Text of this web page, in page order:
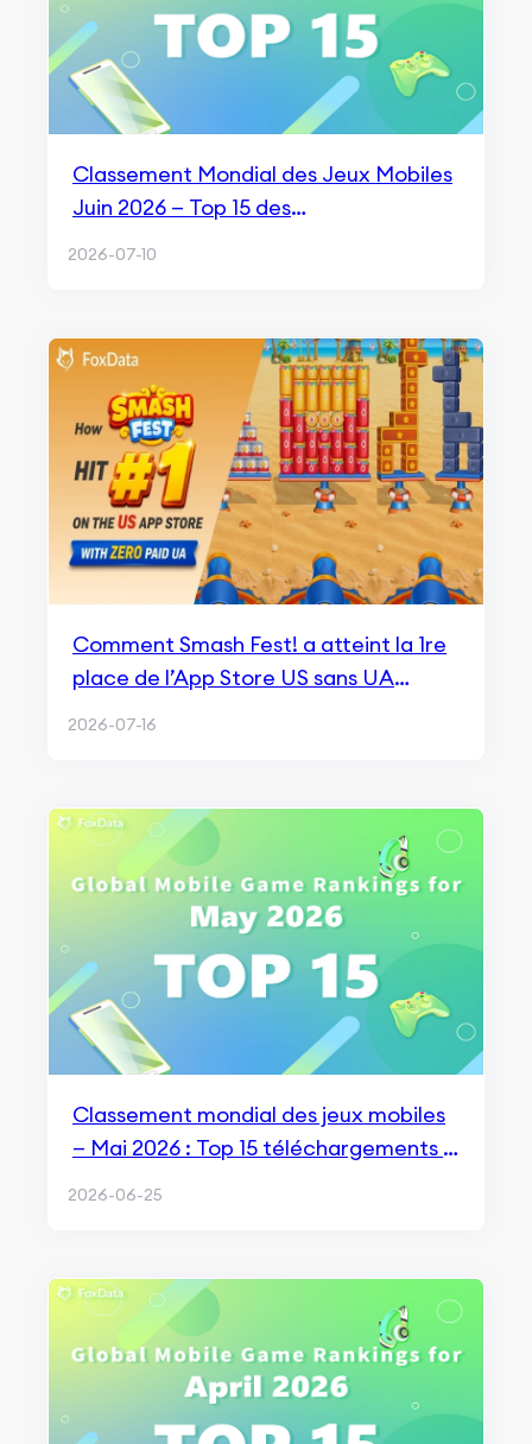
Classement Mondial des Jeux Mobiles
Juin 2026 — Top 15 des
2026-07-10
Comment Smash Fest! a atteint la 1re
place de l’App Store US sans UA
2026-07-16
Classement mondial des jeux mobiles
— Mai 2026 : Top 15 téléchargements &
2026-06-25